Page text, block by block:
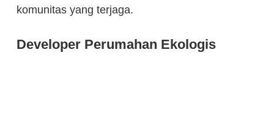
komunitas yang terjaga.
Developer Perumahan Ekologis